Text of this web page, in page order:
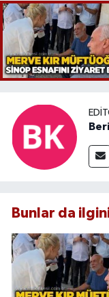
Bunlar da